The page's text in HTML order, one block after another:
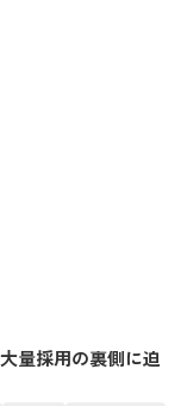
量採用の裏側に迫